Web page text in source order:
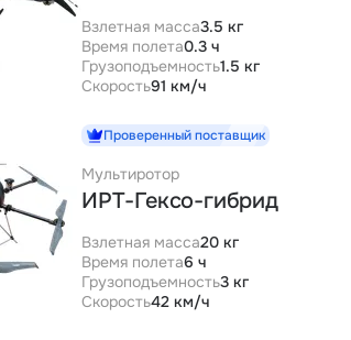
Взлетная масса3.5 кг
Время полета0.3 ч
Грузоподъемность1.5 кг
Скорость91 км/ч
Проверенный поставщик
Мультиротор
ИРТ-Гексо-гибрид
Взлетная масса20 кг
Время полета6 ч
Грузоподъемность3 кг
Скорость42 км/ч